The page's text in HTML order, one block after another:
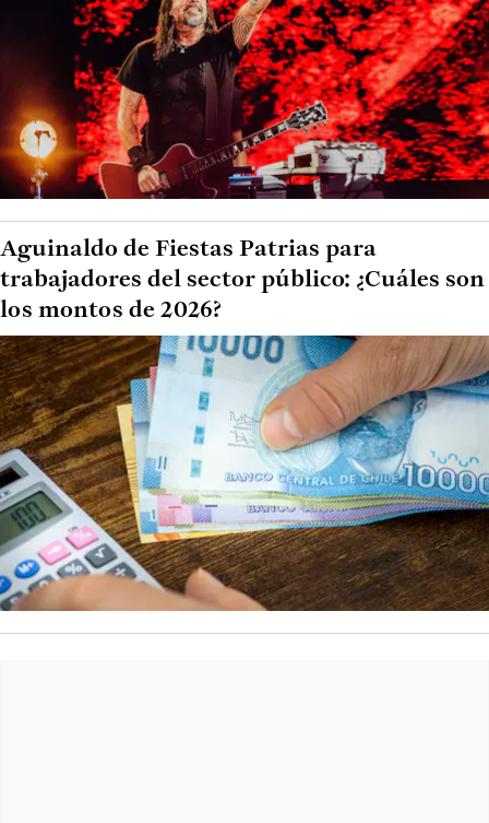
Aguinaldo de Fiestas Patrias para
trabajadores del sector público: ¿Cuáles son
los montos de 2026?